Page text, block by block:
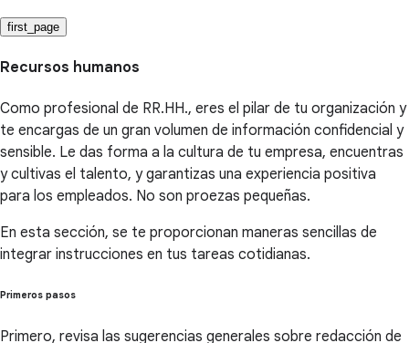
first_page
Recursos humanos
Como profesional de RR.HH., eres el pilar de tu organización y
te encargas de un gran volumen de información confidencial y
sensible. Le das forma a la cultura de tu empresa, encuentras
y cultivas el talento, y garantizas una experiencia positiva
para los empleados. No son proezas pequeñas.
En esta sección, se te proporcionan maneras sencillas de
integrar instrucciones en tus tareas cotidianas.
Primeros pasos
Primero, revisa las sugerencias generales sobre redacción de